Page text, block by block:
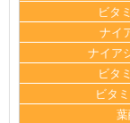
ビタ
ナイ
ナイア
ビタ
ビタ